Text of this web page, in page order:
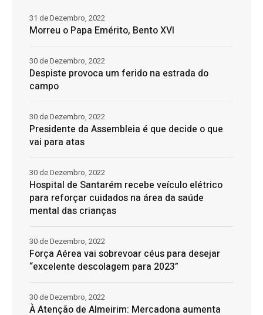
Morreu o Papa Emérito, Bento XVI
31 de Dezembro, 2022
Despiste provoca um ferido na estrada do
campo
30 de Dezembro, 2022
Presidente da Assembleia é que decide o que
vai para atas
30 de Dezembro, 2022
Hospital de Santarém recebe veículo elétrico
para reforçar cuidados na área da saúde
mental das crianças
30 de Dezembro, 2022
Força Aérea vai sobrevoar céus para desejar
“excelente descolagem para 2023”
30 de Dezembro, 2022
À Atenção de Almeirim: Mercadona aumenta
30 de Dezembro, 2022